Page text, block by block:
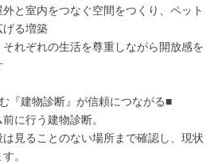
外と室内をつなぐ空間をつくり、ペット
げる増築
それぞれの生活を尊重しながら開放感を
『建物診断』が信頼につながる■
に行う建物診断。
見ることのない場所まで確認し、現状
。